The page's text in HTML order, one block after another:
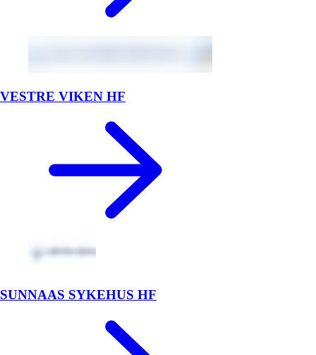
VESTRE VIKEN HF
SUNNAAS SYKEHUS HF